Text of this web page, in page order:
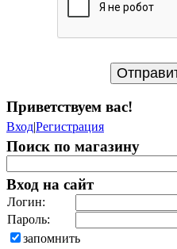
Приветствуем вас!
Вход|Регистрация
Поиск по магазину
Вход на сайт
Логин:
Пароль:
запомнить